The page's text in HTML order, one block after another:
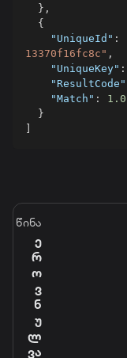
} ,
{
"UniqueId" :
13370f16fc8c" ,
"UniqueKey" :
"ResultCode"
"Match" :
1.0
}
]
წინა
ე
რ
ო
ვ
ნ
უ
ლ
ვა